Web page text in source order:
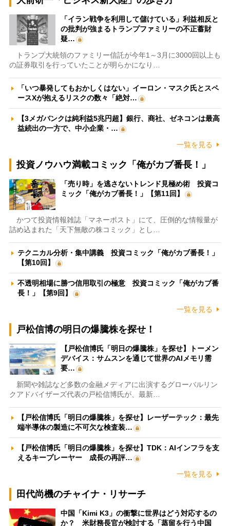
「イラン戦争を利用して儲けている」利益相反と
の批判が強まるトランプファミリーの不正蓄財
疑…
トランプ大統領のファミリー信託が今年1～3月に3000回以上も
の証券取引を行っていたことが明らかになり…
「いつ暴発してもおかしくはない」イーロン・マスク氏とスペ
ースXが抱えるリスクの数々「絶対…
【3メガバンクは純利益5兆円超】銀行、商社、ゼネコンは最高
益続出の一方で、中小企業・…
一覧を見る
投資ノウハウ満載コミック「俺がカブ番長！」
「売り時」を逃さないトレンド見極め術 投資コ
ミック「俺がカブ番長！」【第11回】
かつて投資情報雑誌「マネーポスト」にて、圧倒的な情報量が
詰め込まれた「天下無敵の株コミック」とし…
テクニカル分析・集中講義 投資コミック「俺がカブ番長！」
【第10回】
不透明相場に勝つ信用取引の極意 投資コミック「俺がカブ番
長！」【第9回】
一覧を見る
戸松信博の明日の爆騰株を探せ！
【戸松信博氏「明日の爆騰株」を探せ】トーメン
デバイス：サムスンを通じて世界のAIメモリ需
要…
新聞や雑誌など多数の金融メディアに出演するグローバルリン
クアドバイザーズ代表の戸松信博氏が、最新…
【戸松信博氏「明日の爆騰株」を探せ】レーザーテック：最先
端半導体の製造に不可欠な検査装…
【戸松信博氏「明日の爆騰株」を探せ】TDK：AIインフラを支
えるキープレーヤー 成長の再評…
一覧を見る
田代尚機のチャイナ・リサーチ
中国「Kimi K3」の衝撃に世界はどう対応するの
か？ 米財務長官が検討する「蒸留を行う中国